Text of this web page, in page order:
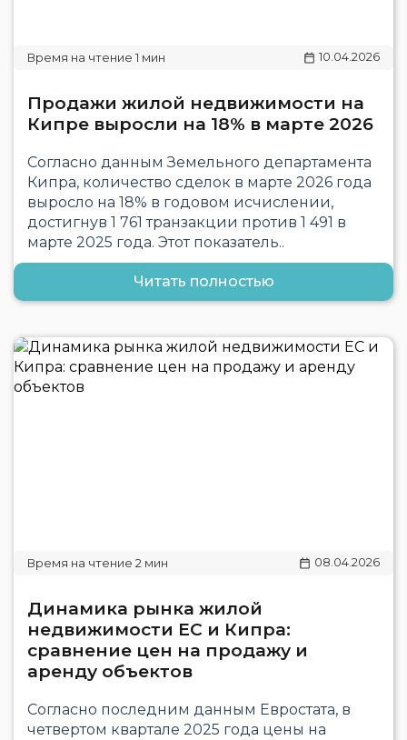
10.04.2026
Продажи жилой недвижимости на
Кипре выросли на 18% в марте 2026
Согласно данным Земельного департамента
Кипра, количество сделок в марте 2026 года
выросло на 18% в годовом исчислении,
достигнув 1 761 транзакции против 1 491 в
марте 2025 года. Этот показатель..
Читать полностью
08.04.2026
Динамика рынка жилой
недвижимости ЕС и Кипра:
сравнение цен на продажу и
аренду объектов
Согласно последним данным Евростата, в
четвертом квартале 2025 года цены на